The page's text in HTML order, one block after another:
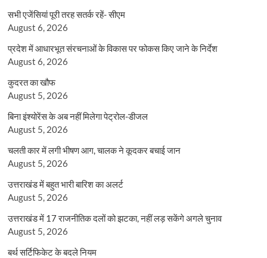
सभी एजेंसियां पूरी तरह सतर्क रहें- सीएम
August 6, 2026
प्रदेश में आधारभूत संरचनाओं के विकास पर फोकस किए जाने के निर्देश
August 6, 2026
कुदरत का खौफ
August 5, 2026
बिना इंश्योरेंस के अब नहीं मिलेगा पेट्रोल-डीजल
August 5, 2026
चलती कार में लगी भीषण आग, चालक ने कूदकर बचाई जान
August 5, 2026
उत्तराखंड में बहुत भारी बारिश का अलर्ट
August 5, 2026
उत्तराखंड में 17 राजनीतिक दलों को झटका, नहीं लड़ सकेंगे अगले चुनाव
August 5, 2026
बर्थ सर्टिफिकेट के बदले नियम